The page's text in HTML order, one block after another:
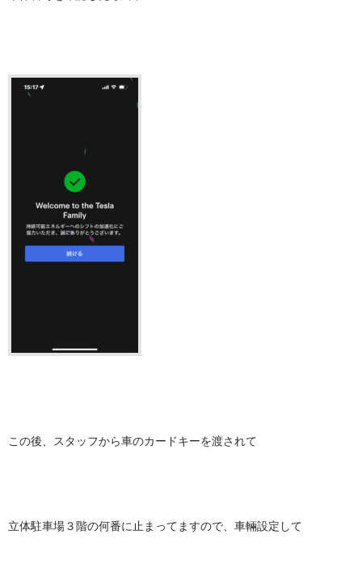
この後、スタッフから車のカードキーを渡されて
立体駐車場３階の何番に止まってますので、車輛設定して